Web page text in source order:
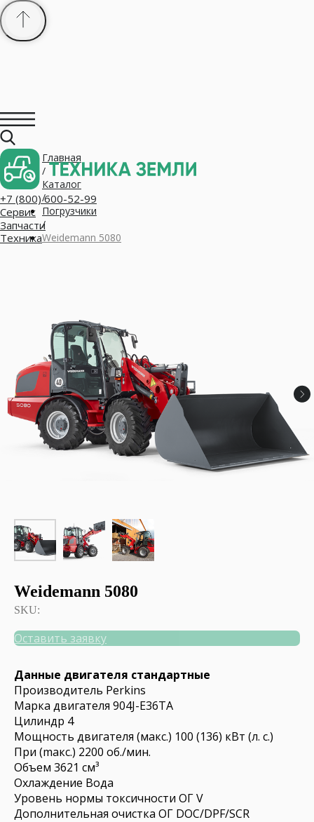
+7 (800) 600-52-99
Сервис
Запчасти
Техника
Главная
/
Каталог
/
Погрузчики
/
Weidemann 5080
Weidemann 5080
SKU:
Оставить заявку
Данные двигателя стандартные
Производитель Perkins
Марка двигателя 904J-E36TA
Цилиндр 4
Мощность двигателя (макс.) 100 (136) кВт (л. с.)
При (mакс.) 2200 об./мин.
Объем 3621 см³
Охлаждение Вода
Уровень нормы токсичности ОГ V
Дополнительная очистка ОГ DOC/DPF/SCR